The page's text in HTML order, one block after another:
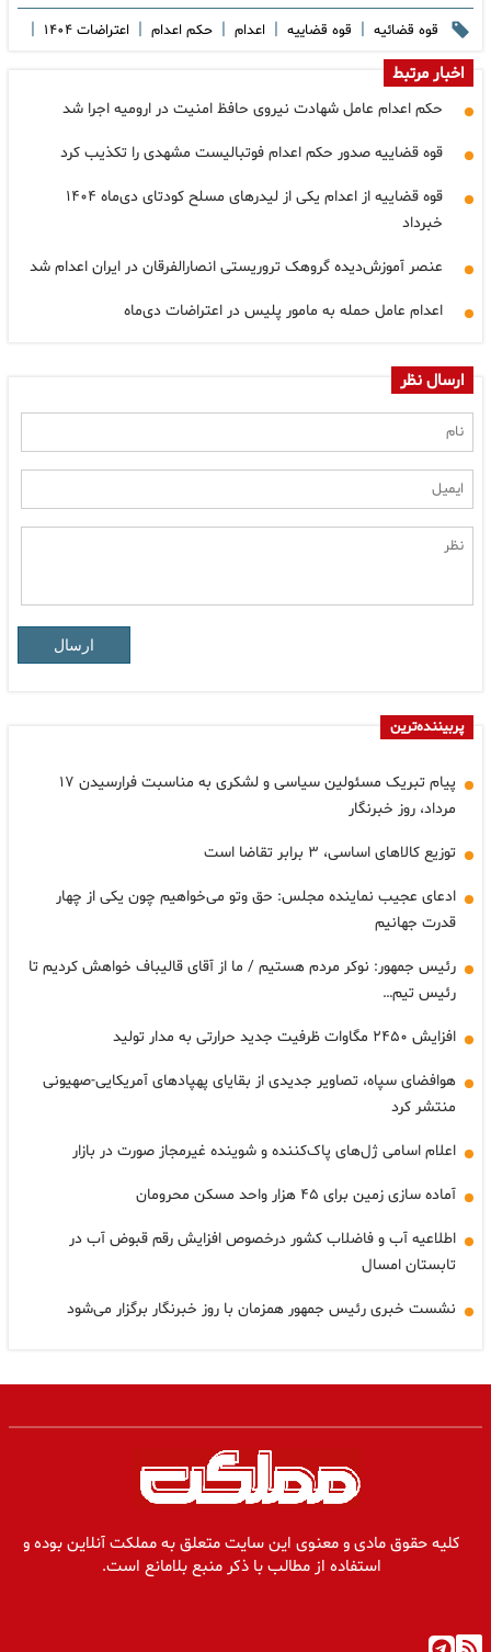
قوه قضائیه | قوه قضاییه | اعدام | حکم اعدام | اعتراضات ۱۴۰۴ |
اخبار مرتبط
حکم اعدام عامل شهادت نیروی حافظ امنیت در ارومیه اجرا شد
قوه قضاییه صدور حکم اعدام فوتبالیست مشهدی را تکذیب کرد
قوه قضاییه از اعدام یکی از لیدرهای مسلح کودتای دی‌ماه ۱۴۰۴
خبرداد
عنصر آموزش‌دیده گروهک تروریستی انصارالفرقان در ایران اعدام شد
اعدام عامل حمله به مامور پلیس در اعتراضات دی‌ماه
ارسال نظر
ارسال
پربیننده‌ترین
پیام تبریک مسئولین سیاسی و لشکری به مناسبت فرارسیدن ۱۷
مرداد، روز خبرنگار
توزیع کالاهای اساسی، ۳ برابر تقاضا است
ادعای عجیب نماینده مجلس: حق وتو می‌خواهیم چون یکی از چهار
قدرت جهانیم
رئیس جمهور: نوکر مردم هستیم / ما از آقای قالیباف خواهش کردیم تا
رئیس تیم…
افزایش ۲۴۵۰ مگاوات ظرفیت جدید حرارتی به مدار تولید
هوافضای سپاه، تصاویر جدیدی از بقایای پهپادهای آمریکایی-صهیونی
منتشر کرد
اعلام اسامی ژل‌های پاک‌کننده و شوینده غیرمجاز صورت در بازار
آماده سازی زمین برای ۴۵ هزار واحد مسکن محرومان
اطلاعیه آب و فاضلاب کشور درخصوص افزایش رقم قبوض آب در
تابستان امسال
نشست خبری رئیس جمهور همزمان با روز خبرنگار برگزار می‌شود
کلیه حقوق مادی و معنوی این سایت متعلق به مملکت آنلاین بوده و
استفاده از مطالب با ذکر منبع بلامانع است.